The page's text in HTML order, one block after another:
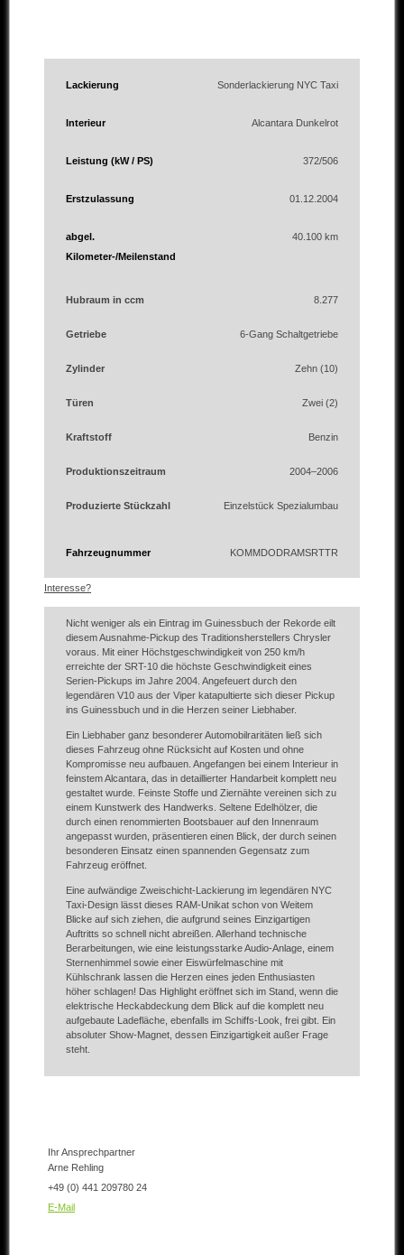
Lackierung Sonderlackierung NYC Taxi
Interieur Alcantara Dunkelrot
Leistung (kW / PS) 372/506
Erstzulassung 01.12.2004
abgel.
Kilometer-/Meilenstand
40.100 km
Hubraum in ccm 8.277
Getriebe 6-Gang Schaltgetriebe
Zylinder Zehn (10)
Türen Zwei (2)
Kraftstoff Benzin
Produktionszeitraum 2004–2006
Produzierte Stückzahl Einzelstück Spezialumbau
Fahrzeugnummer KOMMDODRAMSRTTR
Interesse?
Nicht weniger als ein Eintrag im Guinessbuch der Rekorde eilt
diesem Ausnahme-Pickup des Traditionsherstellers Chrysler
voraus. Mit einer Höchstgeschwindigkeit von 250 km/h
erreichte der SRT-10 die höchste Geschwindigkeit eines
Serien-Pickups im Jahre 2004. Angefeuert durch den
legendären V10 aus der Viper katapultierte sich dieser Pickup
ins Guinessbuch und in die Herzen seiner Liebhaber.
Ein Liebhaber ganz besonderer Automobilraritäten ließ sich
dieses Fahrzeug ohne Rücksicht auf Kosten und ohne
Kompromisse neu aufbauen. Angefangen bei einem Interieur in
feinstem Alcantara, das in detaillierter Handarbeit komplett neu
gestaltet wurde. Feinste Stoffe und Ziernähte vereinen sich zu
einem Kunstwerk des Handwerks. Seltene Edelhölzer, die
durch einen renommierten Bootsbauer auf den Innenraum
angepasst wurden, präsentieren einen Blick, der durch seinen
besonderen Einsatz einen spannenden Gegensatz zum
Fahrzeug eröffnet.
Eine aufwändige Zweischicht-Lackierung im legendären NYC
Taxi-Design lässt dieses RAM-Unikat schon von Weitem
Blicke auf sich ziehen, die aufgrund seines Einzigartigen
Auftritts so schnell nicht abreißen. Allerhand technische
Berarbeitungen, wie eine leistungsstarke Audio-Anlage, einem
Sternenhimmel sowie einer Eiswürfelmaschine mit
Kühlschrank lassen die Herzen eines jeden Enthusiasten
höher schlagen! Das Highlight eröffnet sich im Stand, wenn die
elektrische Heckabdeckung dem Blick auf die komplett neu
aufgebaute Ladefläche, ebenfalls im Schiffs-Look, frei gibt. Ein
absoluter Show-Magnet, dessen Einzigartigkeit außer Frage
steht.
Ihr Ansprechpartner
Arne Rehling
+49 (0) 441 209780 24
E-Mail